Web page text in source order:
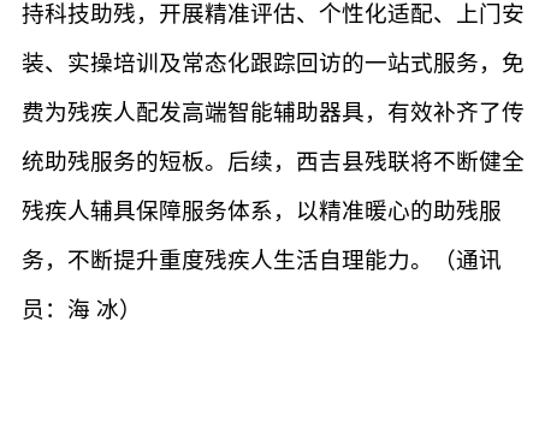
持科技助残，开展精准评估、个性化适配、上门安
装、实操培训及常态化跟踪回访的一站式服务，免
费为残疾人配发高端智能辅助器具，有效补齐了传
统助残服务的短板。后续，西吉县残联将不断健全
残疾人辅具保障服务体系，以精准暖心的助残服
务，不断提升重度残疾人生活自理能力。（通讯
员：海 冰）